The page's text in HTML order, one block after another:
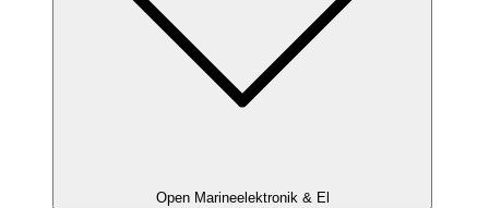
Open Marineelektronik & El